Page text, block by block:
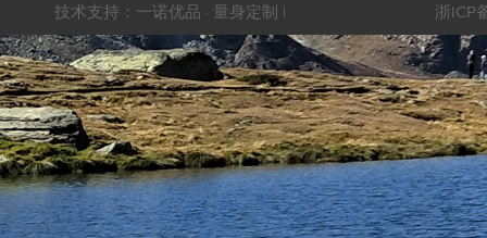
技术支持： 一诺优品 · 量身定制 | 浙ICP